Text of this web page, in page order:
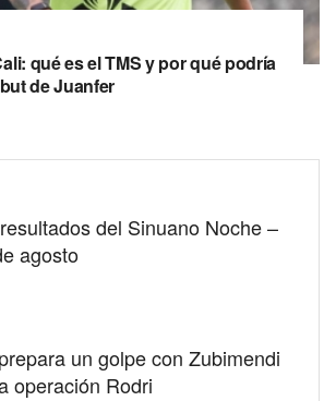
qué es el TMS y por qué podría
de Juanfer
del Sinuano Noche –
agosto
un golpe con Zubimendi
operación Rodri